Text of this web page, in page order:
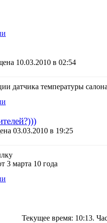
10.03.2010 в 02:54
датчика температуры
03.03.2010 в 19:25
3 марта 10 года
Текущее время: 10:13.